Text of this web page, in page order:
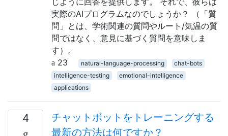
実際のAIプログラムなのでしょうか？ （「質
問」とは、学術関連の質問やルート/気温の質
問ではなく、意見に基づく質問を意味しま
す）。
23
natural-language-processing
chat-bots
intelligence-testing
emotional-intelligence
applications
4
チャットボットをトレーニングする
最新の方法は何ですか？